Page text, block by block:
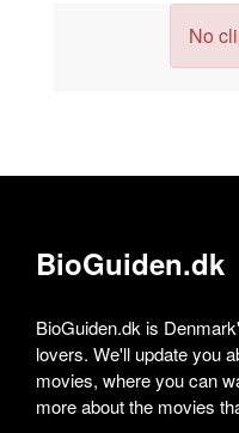
No
BioGuiden.dk
BioGuiden.dk is
lovers. We'll update you
movies, where you can
more about the movies